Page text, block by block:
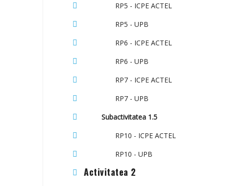
RP5 - ICPE ACTEL
RP5 - UPB
RP6 - ICPE ACTEL
RP6 - UPB
RP7 - ICPE ACTEL
RP7 - UPB
Subactivitatea 1.5
RP10 - ICPE ACTEL
RP10 - UPB
Activitatea 2